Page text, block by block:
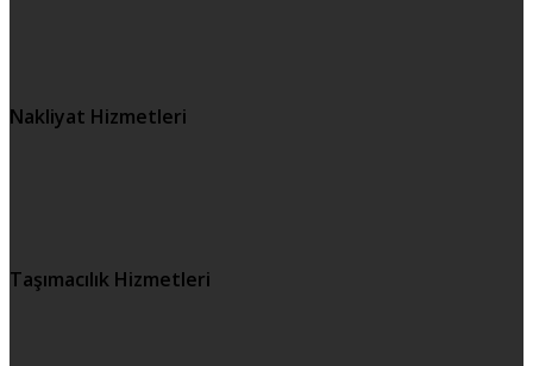
Nakliyat Hizmetleri
Taşımacılık Hizmetleri